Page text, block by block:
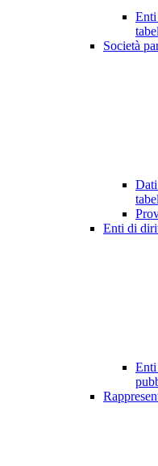
Società
Enti di